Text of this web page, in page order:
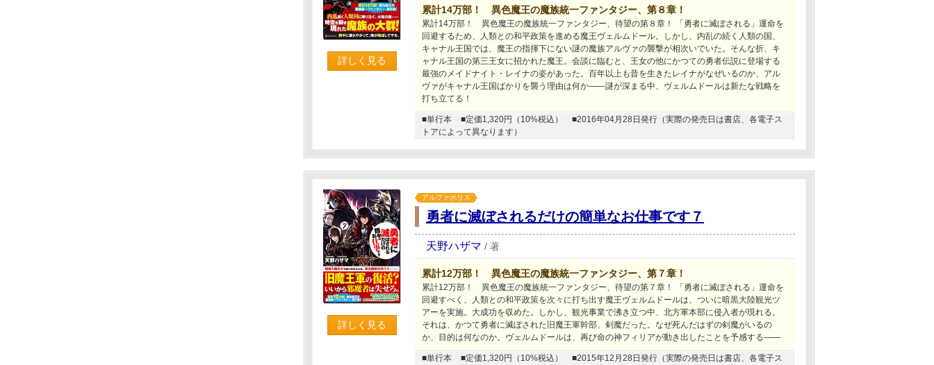
詳しく見る
累計14万部！ 異色魔王の魔族統一ファンタジー、第８章！
累計14万部！ 異色魔王の魔族統一ファンタジー、待望の第８章！ 「勇者に滅ぼされる」運命を
回避するため、人類との和平政策を進める魔王ヴェルムドール。しかし、内乱の続く人類の国、
キャナル王国では、魔王の指揮下にない謎の魔族アルヴァの襲撃が相次いでいた。そんな折、キ
ャナル王国の第三王女に招かれた魔王。会談に臨むと、王女の他にかつての勇者伝説に登場する
最強のメイドナイト・レイナの姿があった。百年以上も昔を生きたレイナがなぜいるのか、アル
ヴァがキャナル王国ばかりを襲う理由は何か――謎が深まる中、ヴェルムドールは新たな戦略を
打ち立てる！
■単行本 ■定価1,320円（10%税込）
■2016年04月28日発行（実際の発売日は書店、各電子ス
トアによって異なります）
詳しく見る
アルファポリス
勇者に滅ぼされるだけの簡単なお仕事です７
天野ハザマ / 著
累計12万部！ 異色魔王の魔族統一ファンタジー、第７章！
累計12万部！ 異色魔王の魔族統一ファンタジー、待望の第７章！ 「勇者に滅ぼされる」運命を
回避すべく、人類との和平政策を次々に打ち出す魔王ヴェルムドールは、ついに暗黒大陸観光ツ
アーを実施。大成功を収めた。しかし、観光事業で沸き立つ中、北方軍本部に侵入者が現れる。
それは、かつて勇者に滅ぼされた旧魔王軍幹部、剣魔だった。なぜ死んだはずの剣魔がいるの
か、目的は何なのか。ヴェルムドールは、再び命の神フィリアが動き出したことを予感する――
■単行本 ■定価1,320円（10%税込）
■2015年12月28日発行（実際の発売日は書店、各電子ス